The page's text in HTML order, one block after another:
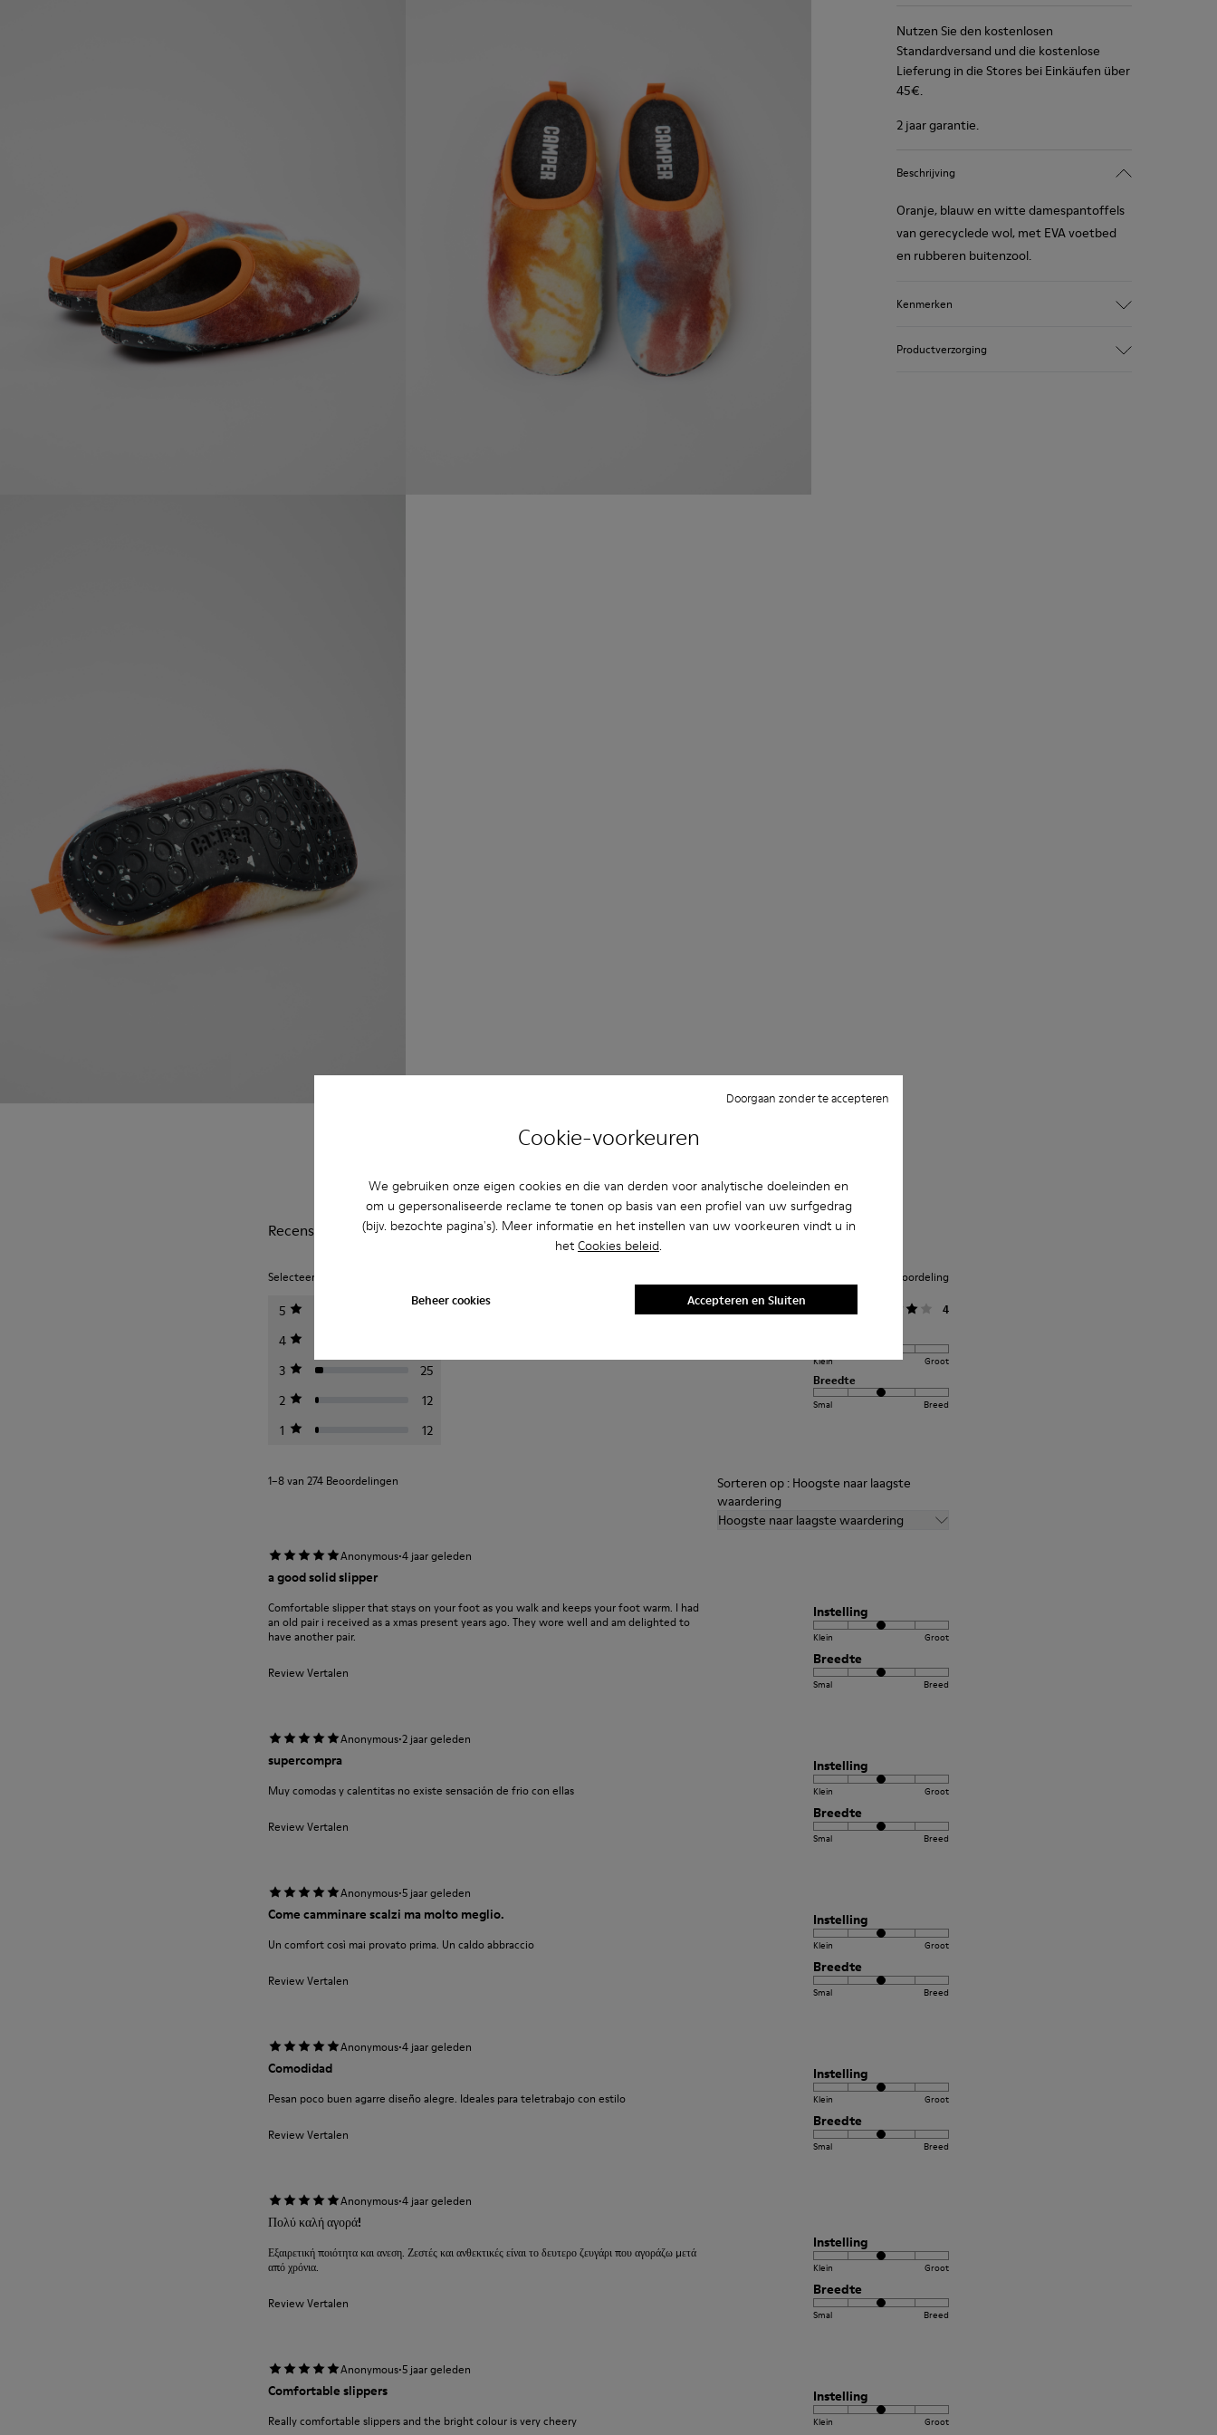
Cookie-voorkeuren
We gebruiken onze eigen cookies en die van derden voor analytische doeleinden en
om u gepersonaliseerde reclame te tonen op basis van een profiel van uw surfgedrag
(bijv. bezochte pagina's). Meer informatie en het instellen van uw voorkeuren vindt u in
het Cookies beleid.
Beheer cookies
Doorgaan zonder te accepteren
Accepteren en Sluiten
Nutzen Sie den kostenlosen
Standardversand und die kostenlose
Lieferung in die Stores bei Einkäufen über
45€.
2 jaar garantie.
Beschrijving
Oranje, blauw en witte damespantoffels
van gerecyclede wol, met EVA voetbed
en rubberen buitenzool.
Kenmerken
Productverzorging
Recensies van Wabi
Selecteer hieronder een beoordeling om de beoordelingen te filteren.
5
4
3
25
2
12
1
12
Gemiddelde klantenbeoordeling
Algemeen
4
Klein Groot
Breedte
Smal Breed
1–8 van 274 Beoordelingen
Sorteren op : Hoogste naar laagste
waardering
Hoogste naar laagste waardering
Anonymous·4 jaar geleden
a good solid slipper
Comfortable slipper that stays on your foot as you walk and keeps your foot warm. I had
an old pair i received as a xmas present years ago. They wore well and am delighted to
have another pair.
Review Vertalen
Instelling
Klein Groot
Breedte
Smal Breed
Anonymous·2 jaar geleden
supercompra
Muy comodas y calentitas no existe sensación de frio con ellas
Review Vertalen
Instelling
Klein Groot
Breedte
Smal Breed
Anonymous·5 jaar geleden
Come camminare scalzi ma molto meglio.
Un comfort così mai provato prima. Un caldo abbraccio
Review Vertalen
Instelling
Klein Groot
Breedte
Smal Breed
Anonymous·4 jaar geleden
Comodidad
Pesan poco buen agarre diseño alegre. Ideales para teletrabajo con estilo
Review Vertalen
Instelling
Klein Groot
Breedte
Smal Breed
Anonymous·4 jaar geleden
Πολύ καλή αγορά!
Εξαιρετική ποιότητα και ανεση. Ζεστές και ανθεκτικές είναι το δευτερο ζευγάρι που αγοράζω μετά
από χρόνια.
Review Vertalen
Instelling
Klein Groot
Breedte
Smal Breed
Anonymous·5 jaar geleden
Comfortable slippers
Really comfortable slippers and the bright colour is very cheery
Instelling
Klein Groot